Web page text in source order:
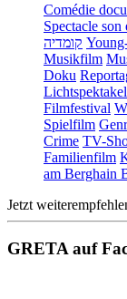
Comédie
Spectacle son
קומדיה
Musikfilm
Doku
Lichtspektakel
Filmfestival
Spielfilm
Crime TV-
Familienfilm
am Berghain
Jetzt
GRETA auf